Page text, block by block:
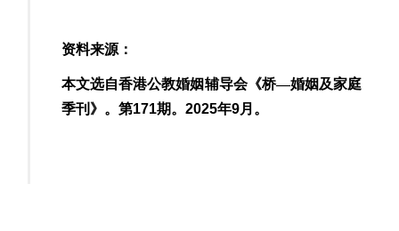
资料来源：
本文选自香港公教婚姻辅导会《桥—婚姻及家庭
季刊》。第171期。 2025年9月 。